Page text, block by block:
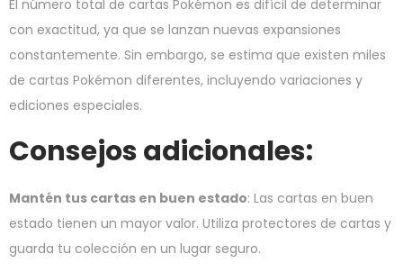
El número total de cartas Pokémon es difícil de determinar
con exactitud, ya que se lanzan nuevas expansiones
constantemente. Sin embargo, se estima que existen miles
de cartas Pokémon diferentes, incluyendo variaciones y
ediciones especiales.
Consejos adicionales:
Mantén tus cartas en buen estado: Las cartas en buen
estado tienen un mayor valor. Utiliza protectores de cartas y
guarda tu colección en un lugar seguro.